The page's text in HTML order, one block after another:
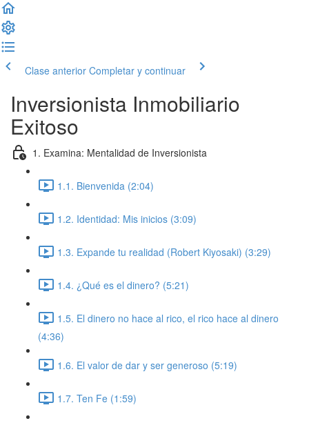
Clase anterior Completar y continuar
Inversionista Inmobiliario
Exitoso
1. Examina: Mentalidad de Inversionista
1.1. Bienvenida (2:04)
1.2. Identidad: Mis inicios (3:09)
1.3. Expande tu realidad (Robert Kiyosaki) (3:29)
1.4. ¿Qué es el dinero? (5:21)
1.5. El dinero no hace al rico, el rico hace al dinero
(4:36)
1.6. El valor de dar y ser generoso (5:19)
1.7. Ten Fe (1:59)